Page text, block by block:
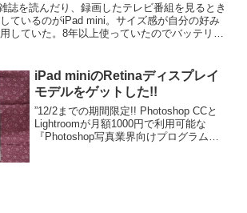
誌を読んだり、録画したテレビ番組を見るとき
ているのがiPad mini。サイズ感が自分の好み
していた。8年以上使っていたのでバッテリー
iPad miniのRetinaディスプレイ
モデルをゲットした!!
”12/2までの期間限定!! Photoshop CCと
Lightroomが月額1000円で利用可能な
『Photoshop写真業界向けプログラム』